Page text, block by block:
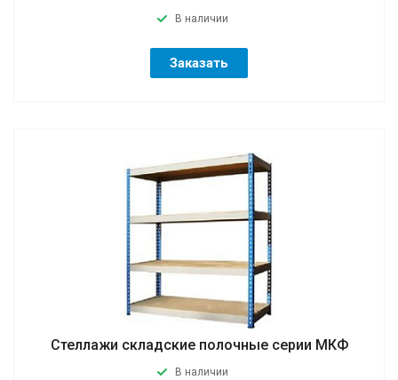
В наличии
Заказать
Стеллажи складские полочные серии МКФ
В наличии